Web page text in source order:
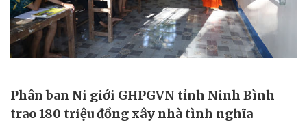
Phân ban Ni giới GHPGVN tỉnh Ninh Bình
trao 180 triệu đồng xây nhà tình nghĩa